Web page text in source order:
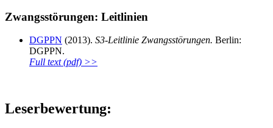
Zwangsstörungen: Leitlinien
DGPPN (2013). S3-Leitlinie Zwangsstörungen. Berlin:
DGPPN.
Full text (pdf) >>
Leserbewertung: